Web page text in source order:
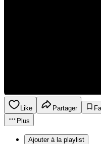
Like Partager
Plus
Ajouter à la playlist